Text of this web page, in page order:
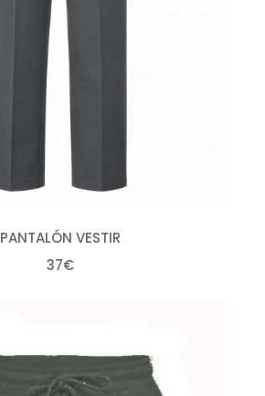
PANTALÓN VESTIR
37€